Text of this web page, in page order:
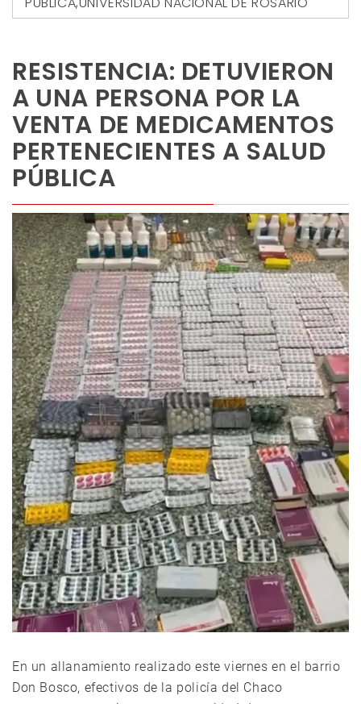
RESISTENCIA: DETUVIERON
A UNA PERSONA POR LA
VENTA DE MEDICAMENTOS
PERTENECIENTES A SALUD
PÚBLICA
En un allanamiento realizado este viernes en el barrio
Don Bosco, efectivos de la policía del Chaco